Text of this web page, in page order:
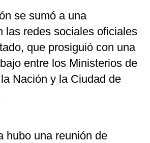
se sumó a una
las redes sociales oficiales
que prosiguió con una
entre los Ministerios de
Nación y la Ciudad de
hubo una reunión de